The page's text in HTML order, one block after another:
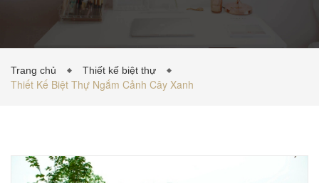
THIẾT KẾ
BÁO GIÁ
Trang chủ Thiết kế biệt thự
Thiết Kế Biệt Thự Ngắm Cảnh Cây Xanh